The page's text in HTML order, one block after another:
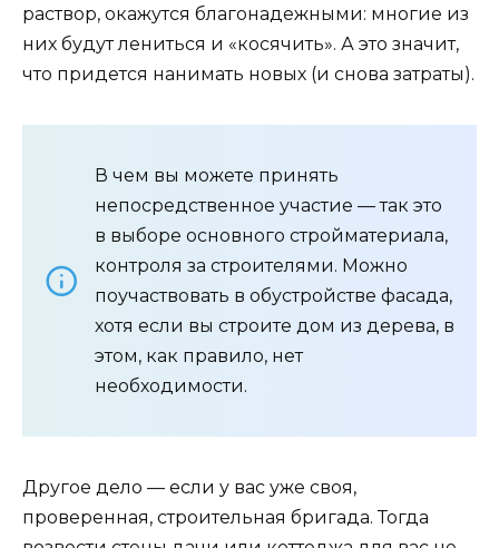
раствор, окажутся благонадежными: многие из
них будут лениться и «косячить». А это значит,
что придется нанимать новых (и снова затраты).
В чем вы можете принять
непосредственное участие — так это
в выборе основного стройматериала,
контроля за строителями. Можно
поучаствовать в обустройстве фасада,
хотя если вы строите дом из дерева, в
этом, как правило, нет
необходимости.
Другое дело — если у вас уже своя,
проверенная, строительная бригада. Тогда